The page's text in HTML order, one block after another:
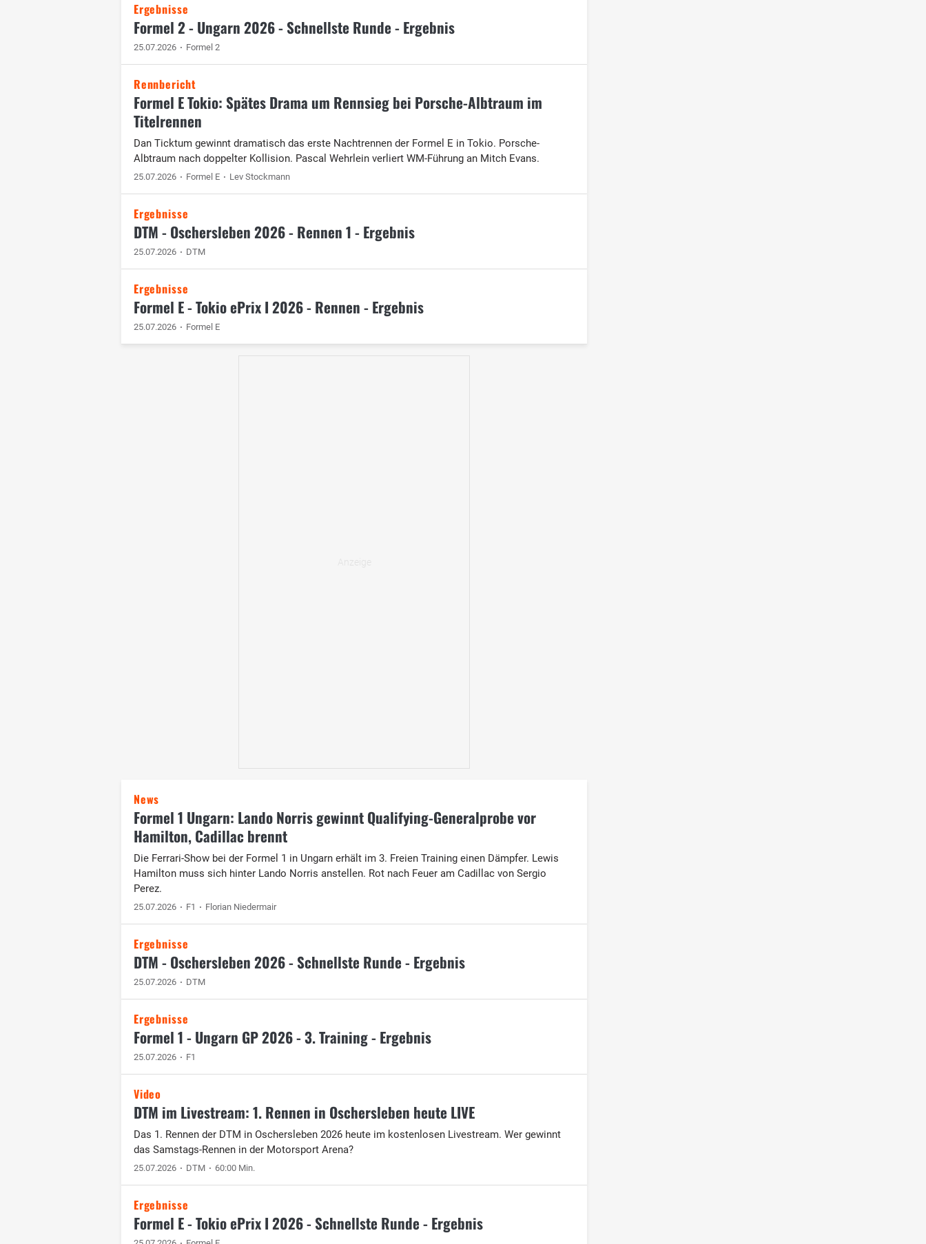
Ergebnisse
Formel 2 - Ungarn 2026 - Schnellste Runde - Ergebnis
25.07.2026 Formel 2
Rennbericht
Formel E Tokio: Spätes Drama um Rennsieg bei Porsche-Albtraum im
Titelrennen
Dan Ticktum gewinnt dramatisch das erste Nachtrennen der Formel E in Tokio. Porsche-
Albtraum nach doppelter Kollision. Pascal Wehrlein verliert WM-Führung an Mitch Evans.
25.07.2026 Formel E Lev Stockmann
Ergebnisse
DTM - Oschersleben 2026 - Rennen 1 - Ergebnis
25.07.2026 DTM
Ergebnisse
Formel E - Tokio ePrix I 2026 - Rennen - Ergebnis
25.07.2026 Formel E
News
Formel 1 Ungarn: Lando Norris gewinnt Qualifying-Generalprobe vor
Hamilton, Cadillac brennt
Die Ferrari-Show bei der Formel 1 in Ungarn erhält im 3. Freien Training einen Dämpfer. Lewis
Hamilton muss sich hinter Lando Norris anstellen. Rot nach Feuer am Cadillac von Sergio
Perez.
25.07.2026 F1 Florian Niedermair
Ergebnisse
DTM - Oschersleben 2026 - Schnellste Runde - Ergebnis
25.07.2026 DTM
Ergebnisse
Formel 1 - Ungarn GP 2026 - 3. Training - Ergebnis
25.07.2026 F1
Video
DTM im Livestream: 1. Rennen in Oschersleben heute LIVE
Das 1. Rennen der DTM in Oschersleben 2026 heute im kostenlosen Livestream. Wer gewinnt
das Samstags-Rennen in der Motorsport Arena?
25.07.2026 DTM 60:00 Min.
Ergebnisse
Formel E - Tokio ePrix I 2026 - Schnellste Runde - Ergebnis